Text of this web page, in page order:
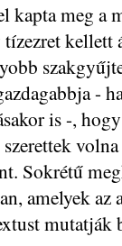
kapta meg a
-
is -,
Sokrétű
amelyek
mutatják